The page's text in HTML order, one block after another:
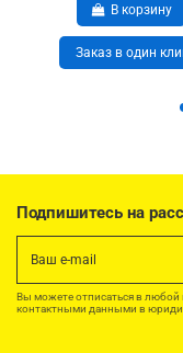
В корзину
Заказ в один
Подпишитесь на
Вы можете отписаться в любой
контактными данными в